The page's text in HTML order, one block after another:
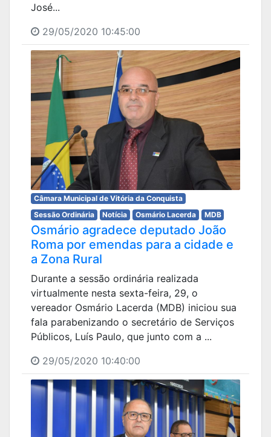
José...
29/05/2020 10:45:00
Câmara Municipal de Vitória da Conquista
Sessão Ordinária
Notícia Osmário Lacerda MDB
Osmário agradece deputado João
Roma por emendas para a cidade e
a Zona Rural
Durante a sessão ordinária realizada
virtualmente nesta sexta-feira, 29, o
vereador Osmário Lacerda (MDB) iniciou sua
fala parabenizando o secretário de Serviços
Públicos, Luís Paulo, que junto com a ...
29/05/2020 10:40:00